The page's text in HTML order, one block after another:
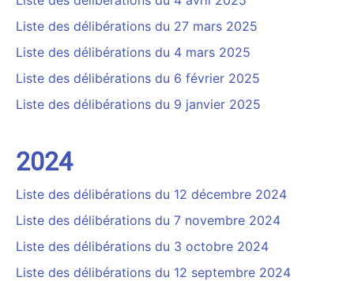
Liste des délibérations du 27 mars 2025
Liste des délibérations du 4 mars 2025
Liste des délibérations du 6 février 2025
Liste des délibérations du 9 janvier 2025
2024
Liste des délibérations du 12 décembre 2024
Liste des délibérations du 7 novembre 2024
Liste des délibérations du 3 octobre 2024
Liste des délibérations du 12 septembre 2024